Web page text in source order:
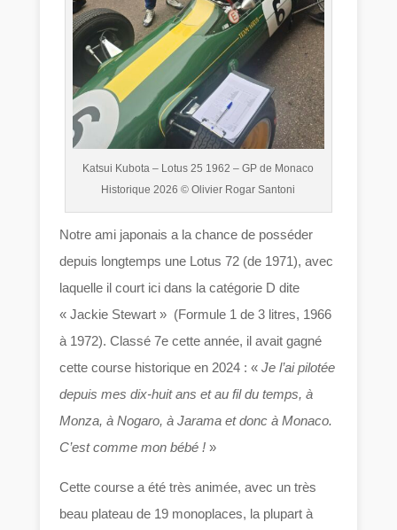
Katsui Kubota – Lotus 25 1962 – GP de Monaco
Historique 2026 © Olivier Rogar Santoni
Notre ami japonais a la chance de posséder
depuis longtemps une Lotus 72 (de 1971), avec
laquelle il court ici dans la catégorie D dite
« Jackie Stewart » (Formule 1 de 3 litres, 1966
à 1972). Classé 7e cette année, il avait gagné
cette course historique en 2024 : «Je l’ai pilotée
depuis mes dix-huit ans et au fil du temps, à
Monza, à Nogaro, à Jarama et donc à Monaco.
C’est comme mon bébé ! »
Cette course a été très animée, avec un très
beau plateau de 19 monoplaces, la plupart à